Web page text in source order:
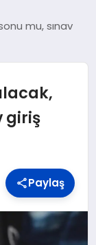
mu, sınav
giriş
Paylaş